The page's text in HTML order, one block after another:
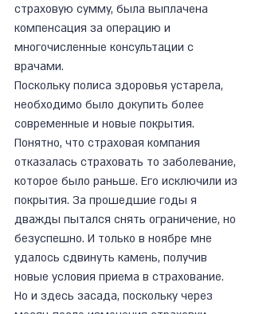
страховую сумму, была выплачена
компенсация за операцию и
многочисленные консультации с
врачами.
Поскольку полиса здоровья устарела,
необходимо было докупить более
современные и новые покрытия.
Понятно, что страховая компания
отказалась страховать то заболевание,
которое было раньше. Его исключили из
покрытия. За прошедшие годы я
дважды пытался снять ограничение, но
безуспешно. И только в ноябре мне
удалось сдвинуть камень, получив
новые условия приема в страхование.
Но и здесь засада, поскольку через